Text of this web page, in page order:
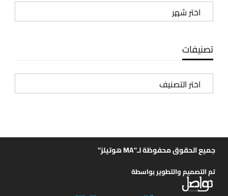
الأرشيف
تصنيفات
تصنيفات
جميع الحقوق محفوظة لـ"MA هوتيلز"
تم التصميم والتطوير بواسطة